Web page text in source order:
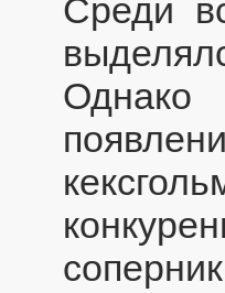
Среди
Однако